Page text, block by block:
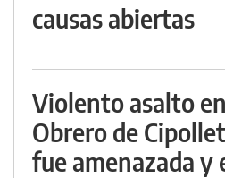
causas abiertas
Violento asalto
Obrero de
fue amenazada y